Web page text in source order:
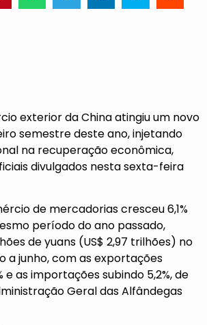
exterior da China atingiu um novo
semestre deste ano, injetando
na recuperação econômica,
divulgados nesta sexta-feira
de mercadorias cresceu 6,1%
período do ano passado,
de yuans (US$ 2,97 trilhões) no
a junho, com as exportações
e as importações subindo 5,2%, de
Geral das Alfândegas